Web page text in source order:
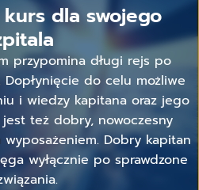
dla swojego
przypomina długi rejs po
do celu możliwe
i wiedzy kapitana oraz jego
jest też dobry, nowoczesny
Dobry kapitan
wyłącznie po sprawdzone